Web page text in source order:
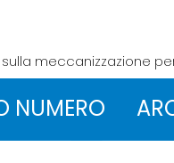
meccanizzazione
NUMERO